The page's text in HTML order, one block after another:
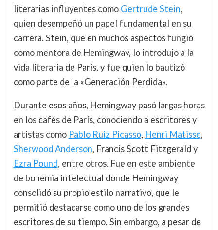
literarias influyentes como Gertrude Stein,
quien desempeñó un papel fundamental en su
carrera. Stein, que en muchos aspectos fungió
como mentora de Hemingway, lo introdujo a la
vida literaria de París, y fue quien lo bautizó
como parte de la «Generación Perdida».
Durante esos años, Hemingway pasó largas horas
en los cafés de París, conociendo a escritores y
artistas como Pablo Ruiz Picasso, Henri Matisse,
Sherwood Anderson, Francis Scott Fitzgerald y
Ezra Pound, entre otros. Fue en este ambiente
de bohemia intelectual donde Hemingway
consolidó su propio estilo narrativo, que le
permitió destacarse como uno de los grandes
escritores de su tiempo. Sin embargo, a pesar de